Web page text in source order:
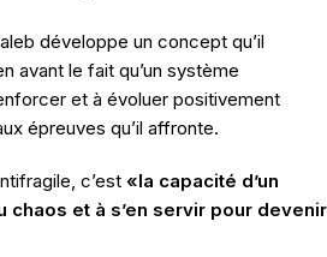
développe un concept qu’il
avant le fait qu’un système
et à évoluer positivement
épreuves qu’il affronte.
c’est «la capacité d’un
et à s’en servir pour devenir